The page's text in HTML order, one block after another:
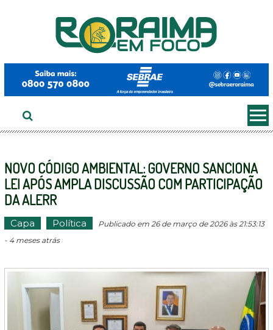
NOVO CÓDIGO AMBIENTAL: GOVERNO SANCIONA
LEI APÓS AMPLA DISCUSSÃO COM PARTICIPAÇÃO
DA ALERR
Capa Política
Publicado em 26 de março de 2026 às 21:53:13
- 4 meses atrás